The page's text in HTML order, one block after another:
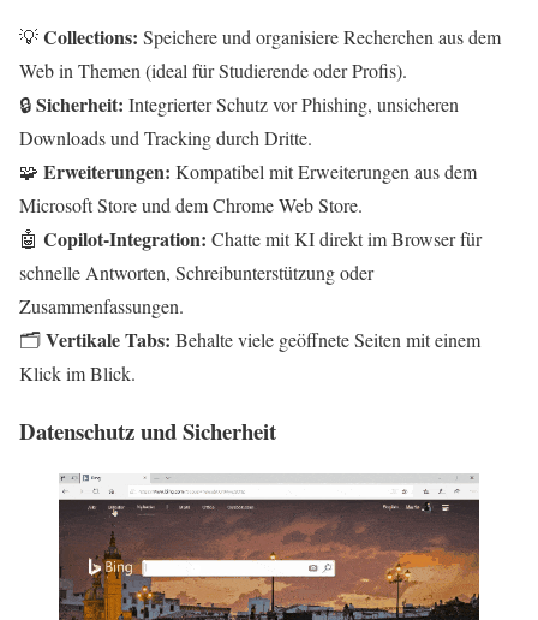
💡Collections: Speichere und organisiere Recherchen aus dem
Web in Themen (ideal für Studierende oder Profis).
🔒Sicherheit: Integrierter Schutz vor Phishing, unsicheren
Downloads und Tracking durch Dritte.
🧩 Erweiterungen: Kompatibel mit Erweiterungen aus dem
Microsoft Store und dem Chrome Web Store.
🤖 Copilot-Integration: Chatte mit KI direkt im Browser für
schnelle Antworten, Schreibunterstützung oder
Zusammenfassungen.
🗂️Vertikale Tabs: Behalte viele geöffnete Seiten mit einem
Klick im Blick.
Datenschutz und Sicherheit